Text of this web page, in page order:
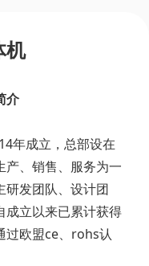
机
介
年成立，总部设在
产、销售、服务为一
研发团队、设计团
成立以来已累计获得
过欧盟ce、rohs认